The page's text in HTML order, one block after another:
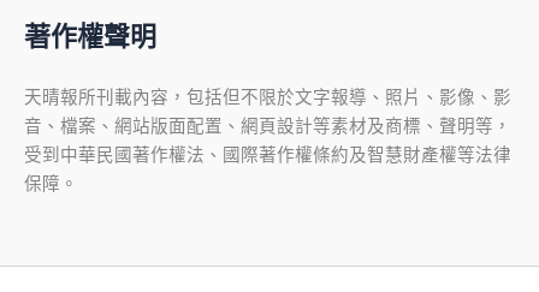
著作權聲明
天晴報所刊載內容，包括但不限於文字報導、照片、影像、影
音、檔案、網站版面配置、網頁設計等素材及商標、聲明等，
受到中華民國著作權法、國際著作權條約及智慧財產權等法律
保障。